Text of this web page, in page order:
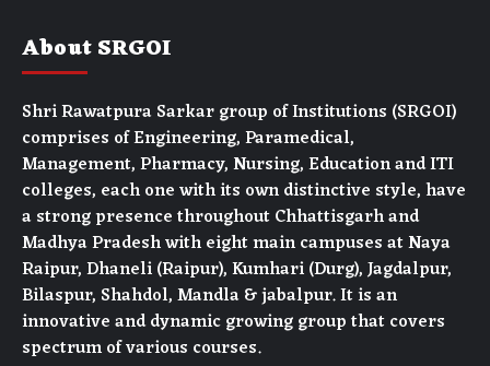
About SRGOI
Shri Rawatpura Sarkar group of Institutions (SRGOI)
comprises of Engineering, Paramedical,
Management, Pharmacy, Nursing, Education and ITI
colleges, each one with its own distinctive style, have
a strong presence throughout Chhattisgarh and
Madhya Pradesh with eight main campuses at Naya
Raipur, Dhaneli (Raipur), Kumhari (Durg), Jagdalpur,
Bilaspur, Shahdol, Mandla & jabalpur. It is an
innovative and dynamic growing group that covers
spectrum of various courses.